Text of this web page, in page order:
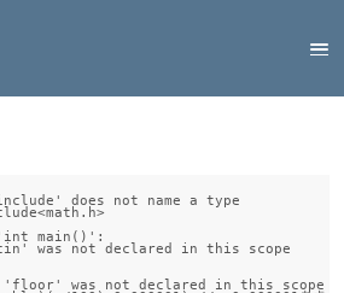
does not name a type
main()':
was not declared in this scope
was not declared in this scope